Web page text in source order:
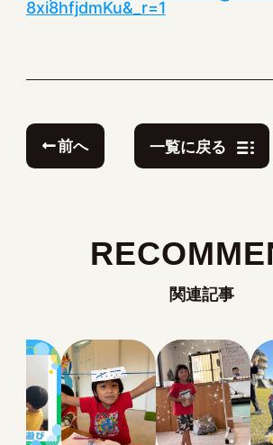
8xi8hfjdmKu&_r=1
前へ 一覧に戻る
関連記事